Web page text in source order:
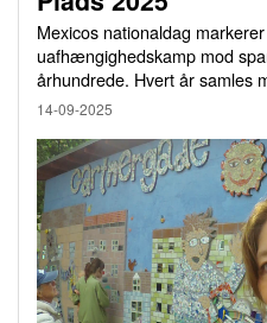
Mexicos nationaldag
uafhængighedskamp mod
århundrede. Hvert år samles
14-09-2025